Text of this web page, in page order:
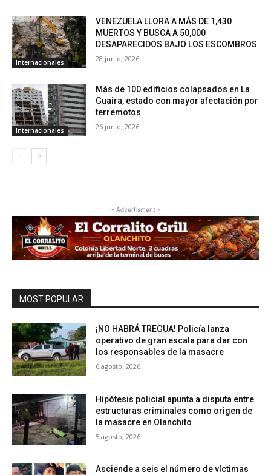
Internacionales
VENEZUELA LLORA A MÁS DE 1,430
MUERTOS Y BUSCA A 50,000
DESAPARECIDOS BAJO LOS ESCOMBROS
28 junio, 2026
Internacionales
Más de 100 edificios colapsados en La
Guaira, estado con mayor afectación por
terremotos
26 junio, 2026
- Advertisment -
MOST POPULAR
¡NO HABRÁ TREGUA! Policía lanza
operativo de gran escala para dar con
los responsables de la masacre
6 agosto, 2026
Hipótesis policial apunta a disputa entre
estructuras criminales como origen de
la masacre en Olanchito
5 agosto, 2026
Asciende a seis el número de víctimas